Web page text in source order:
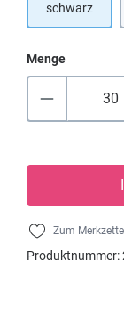
schwarz
Menge
Zum
Produktnummer: